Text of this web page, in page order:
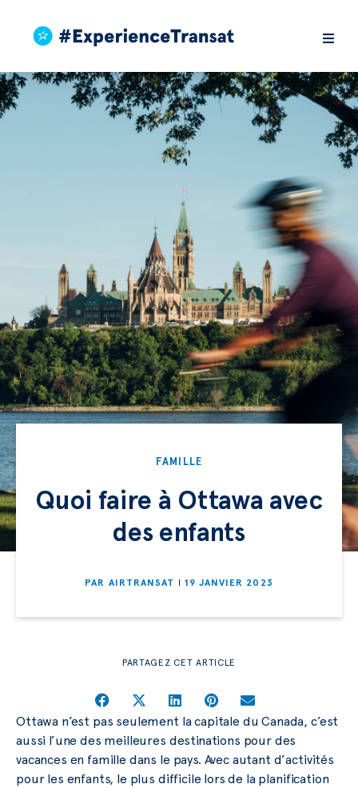
FAMILLE
Quoi faire à Ottawa avec
des enfants
PAR AIRTRANSAT 19 JANVIER 2023
PARTAGEZ CET ARTICLE
Ottawa n’est pas seulement la capitale du Canada, c’est
aussi l’une des meilleures destinations pour des
vacances en famille dans le pays. Avec autant d’activités
pour les enfants, le plus difficile lors de la planification